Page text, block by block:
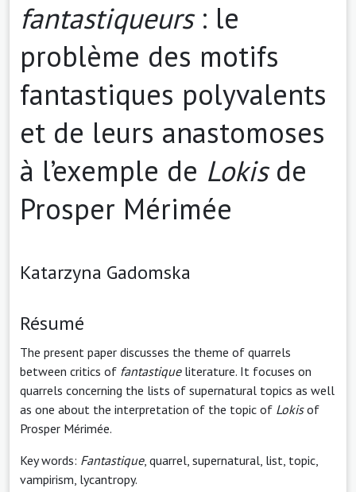
fantastiqueurs: le
problème des motifs
fantastiques polyvalents
et de leurs anastomoses
à l’exemple de Lokisde
Prosper Mérimée
Katarzyna Gadomska
Résumé
The present paper discusses the theme of quarrels
between critics of fantastique literature. It focuses on
quarrels concerning the lists of supernatural topics as well
as one about the interpretation of the topic of Lokisof
Prosper Mérimée.
Key words: Fantastique, quarrel, supernatural, list, topic,
vampirism, lycantropy.